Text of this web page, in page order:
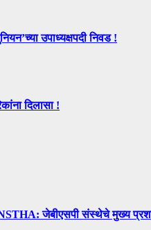
उपाध्यक्षपदी निवड !
दिलासा !
जेबीएसपी संस्थेचे मुख्य